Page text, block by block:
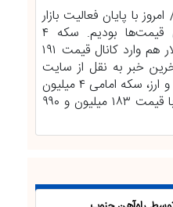
با پایان فعالیت بازار
طلا و سکه، شاهد کاهش قیمت‌ها بودیم. سکه ۴
میلیون تومان ارزان شد و دلار هم وارد کانال قیمت ۱۹۱
خبر به نقل از سایت
شبکه اطلاع‌رسانی طلا، سکه و ارز، سکه امامی ۴ میلیون
و ۲۰ هزار تومان ارزان شد و با قیمت ۱۸۳ میلیون و ۹۹۰